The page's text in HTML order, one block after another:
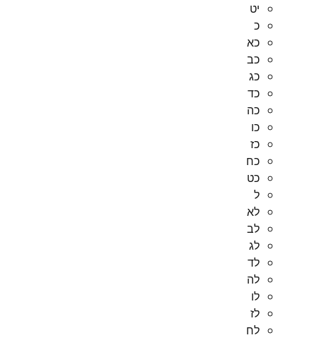
יט
כ
כא
כב
כג
כד
כה
כו
כז
כח
כט
ל
לא
לב
לג
לד
לה
לו
לז
לח